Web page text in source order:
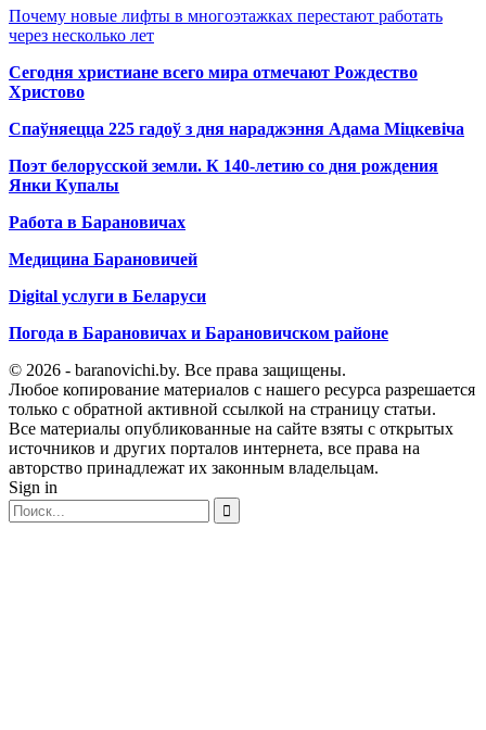
Почему новые лифты в многоэтажках перестают работать
через несколько лет
Сегодня христиане всего мира отмечают Рождество
Христово
Спаўняецца 225 гадоў з дня нараджэння Адама Міцкевіча
Поэт белорусской земли. К 140-летию со дня рождения
Янки Купалы
Работа в Барановичах
Медицина Барановичей
Digital услуги в Беларуси
Погода в Барановичах и Барановичском районе
© 2026 - baranovichi.by. Все права защищены.
Любое копирование материалов с нашего ресурса разрешается
только с обратной активной ссылкой на страницу статьи.
Все материалы опубликованные на сайте взяты с открытых
источников и других порталов интернета, все права на
авторство принадлежат их законным владельцам.
Sign in